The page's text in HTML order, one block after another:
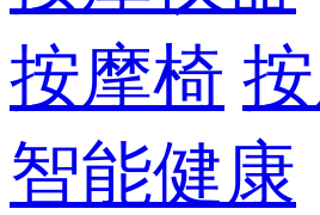
按摩椅
智能健康